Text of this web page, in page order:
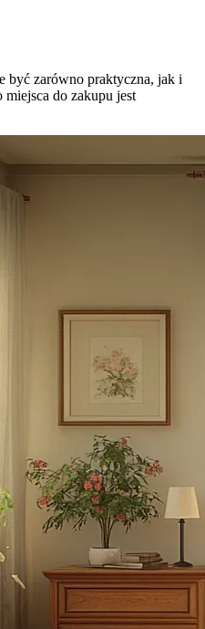
być zarówno praktyczna, jak i
do zakupu jest